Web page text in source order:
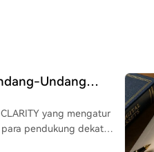
Undang
yang mengatur
pendukung dekat